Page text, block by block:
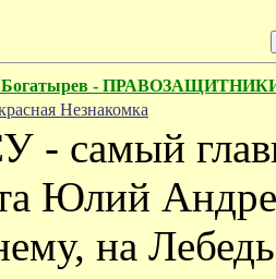
Богатырев -
Незнакомка
- самый
Юлий
на